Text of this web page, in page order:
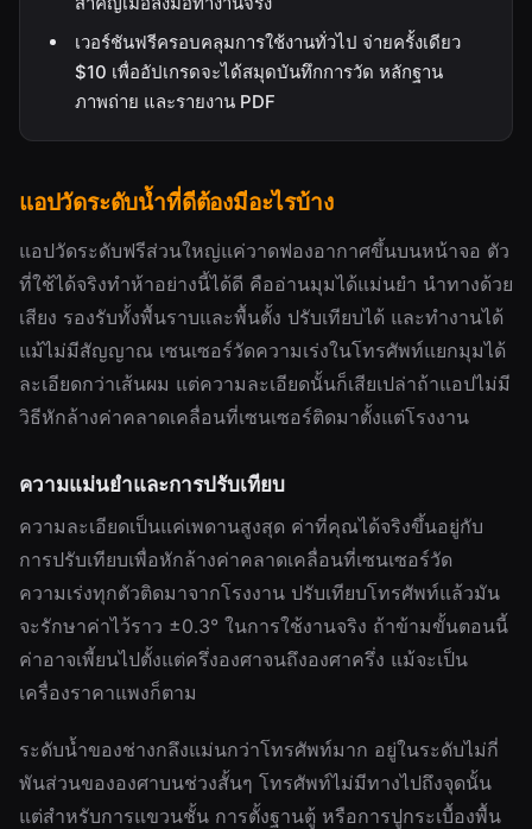
เวอร์ชันฟรีครอบคลุมการใช้งานทั่วไป จ่ายครั้งเดียว
$10 เพื่ออัปเกรดจะได้สมุดบันทึกการวัด หลักฐาน
ภาพถ่าย และรายงาน PDF
แอปวัดระดับน้ำที่ดีต้องมีอะไรบ้าง
แอปวัดระดับฟรีส่วนใหญ่แค่วาดฟองอากาศขึ้นบนหน้าจอ ตัว
ที่ใช้ได้จริงทำห้าอย่างนี้ได้ดี คืออ่านมุมได้แม่นยำ นำทางด้วย
เสียง รองรับทั้งพื้นราบและพื้นตั้ง ปรับเทียบได้ และทำงานได้
แม้ไม่มีสัญญาณ เซนเซอร์วัดความเร่งในโทรศัพท์แยกมุมได้
ละเอียดกว่าเส้นผม แต่ความละเอียดนั้นก็เสียเปล่าถ้าแอปไม่มี
วิธีหักล้างค่าคลาดเคลื่อนที่เซนเซอร์ติดมาตั้งแต่โรงงาน
ความแม่นยำและการปรับเทียบ
ความละเอียดเป็นแค่เพดานสูงสุด ค่าที่คุณได้จริงขึ้นอยู่กับ
การปรับเทียบเพื่อหักล้างค่าคลาดเคลื่อนที่เซนเซอร์วัด
ความเร่งทุกตัวติดมาจากโรงงาน ปรับเทียบโทรศัพท์แล้วมัน
จะรักษาค่าไว้ราว ±0.3° ในการใช้งานจริง ถ้าข้ามขั้นตอนนี้
ค่าอาจเพี้ยนไปตั้งแต่ครึ่งองศาจนถึงองศาครึ่ง แม้จะเป็น
เครื่องราคาแพงก็ตาม
ระดับน้ำของช่างกลึงแม่นกว่าโทรศัพท์มาก อยู่ในระดับไม่กี่
พันส่วนขององศาบนช่วงสั้นๆ โทรศัพท์ไม่มีทางไปถึงจุดนั้น
แต่สำหรับการแขวนชั้น การตั้งฐานตู้ หรือการปูกระเบื้องพื้น